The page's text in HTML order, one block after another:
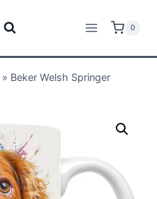
0
» Beker Welsh Springer